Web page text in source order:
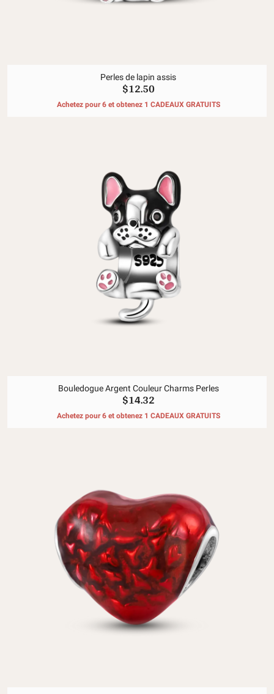
Perles de lapin assis
$12.50
Achetez pour 6 et obtenez 1 CADEAUX GRATUITS
Bouledogue Argent Couleur Charms Perles
$14.32
Achetez pour 6 et obtenez 1 CADEAUX GRATUITS